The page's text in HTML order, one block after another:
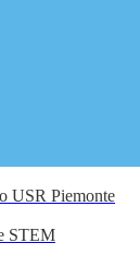
USR Piemonte
STEM